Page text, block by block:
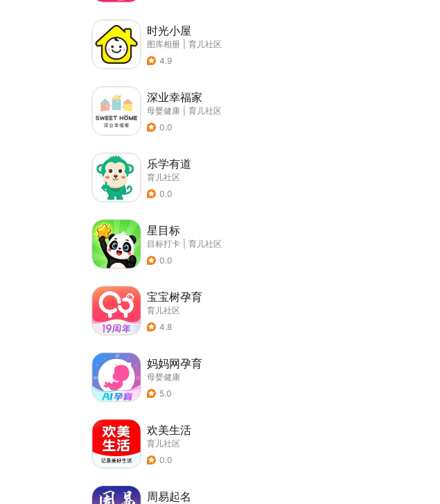
时光小屋
图库相册
育儿社区
4.9
深业幸福家
母婴健康
育儿社区
0.0
乐学有道
育儿社区
0.0
星目标
目标打卡
育儿社区
0.0
宝宝树孕育
育儿社区
4.8
妈妈网孕育
母婴健康
5.0
欢美生活
育儿社区
0.0
周易起名